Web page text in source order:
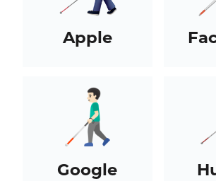
Apple
Google